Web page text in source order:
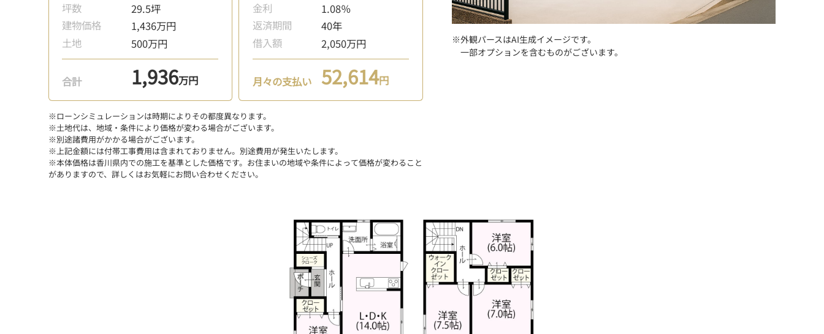
坪数
29.5坪
建物価格
1,436万円
土地
500万円
合計 1,936万円
金利
1.08％
返済期間
40年
借入額
2,050万円
月々の支払い 52,614円
※ローンシミュレーションは時期によりその都度異なります。
※土地代は、地域・条件により価格が変わる場合がございます。
※別途諸費用がかかる場合がございます。
※上記金額には付帯工事費用は含まれておりません。別途費用が発生いたします。
※本体価格は香川県内での施工を基準とした価格です。お住まいの地域や条件によって価格が変わること
がありますので、詳しくはお気軽にお問い合わせください。
※外観パースはAI生成イメージです。
一部オプションを含むものがございます。